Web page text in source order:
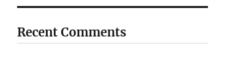
Recent Comments